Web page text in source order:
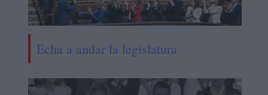
Echa a andar la legislatura